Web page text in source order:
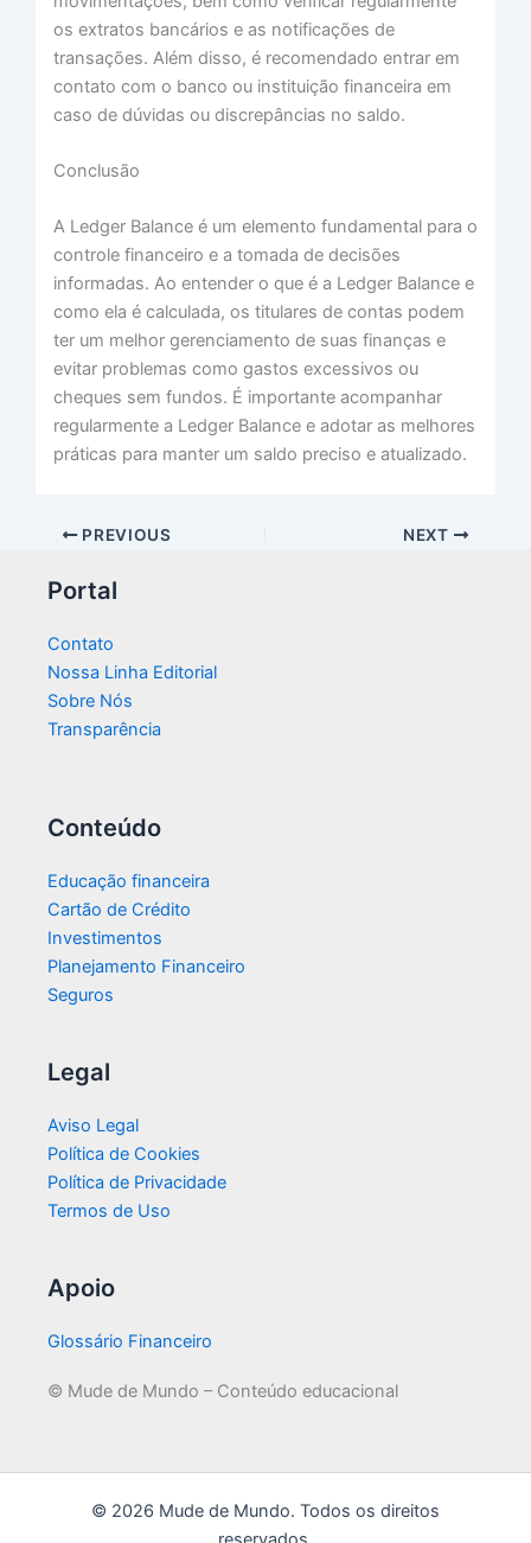
os extratos bancários e as notificações de
transações. Além disso, é recomendado entrar em
contato com o banco ou instituição financeira em
caso de dúvidas ou discrepâncias no saldo.
Conclusão
A Ledger Balance é um elemento fundamental para o
controle financeiro e a tomada de decisões
informadas. Ao entender o que é a Ledger Balance e
como ela é calculada, os titulares de contas podem
ter um melhor gerenciamento de suas finanças e
evitar problemas como gastos excessivos ou
cheques sem fundos. É importante acompanhar
regularmente a Ledger Balance e adotar as melhores
práticas para manter um saldo preciso e atualizado.
PREVIOUS NEXT
Portal
Contato
Nossa Linha Editorial
Sobre Nós
Transparência​
Conteúdo
Educação financeira
Cartão de Crédito
Investimentos
Planejamento Financeiro
Seguros
Legal
Aviso Legal
Política de Cookies
Política de Privacidade
Termos de Uso
Apoio
Glossário Financeiro
© Mude de Mundo – Conteúdo educacional
© 2026 Mude de Mundo. Todos os direitos